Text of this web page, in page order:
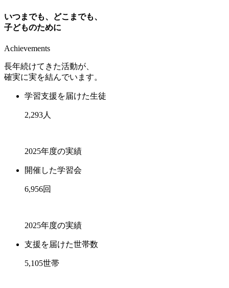
いつまでも、どこまでも、
子どものために
Achievements
長年続けてきた活動が、
確実に実を結んでいます。
学習支援を届けた生徒
2,293人
2025年度の実績
開催した学習会
6,956回
2025年度の実績
支援を届けた世帯数
5,105世帯